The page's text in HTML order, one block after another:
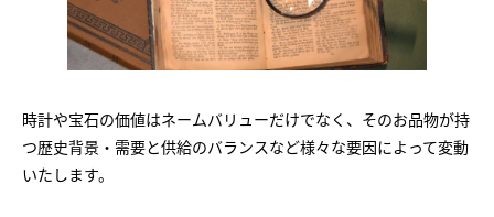
時計や宝石の価値はネームバリューだけでなく、そのお品物が持
つ歴史背景・需要と供給のバランスなど様々な要因によって変動
いたします。